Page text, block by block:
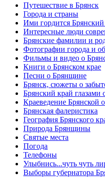
Путешествие в Брянск
Города и страны
Ими гордится Брянский
Интересные люди
Брянские фамилии и
Фотографии города и
Фильмы и видео о
Книги о Брянском крае
Песни о Брянщине
Брянск, сюжеты о
Брянский край глазами
Краеведение Брянской
Брянская фалеристика
География Брянского
Природа Брянщины
Святые места
Погода
Телефоны
Улыбнись...чуть чуть
Выборы губернатора